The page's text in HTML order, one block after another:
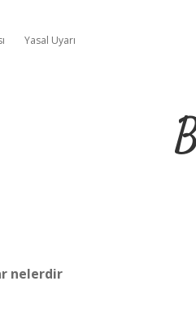
Yasal Uyarı
nelerdir